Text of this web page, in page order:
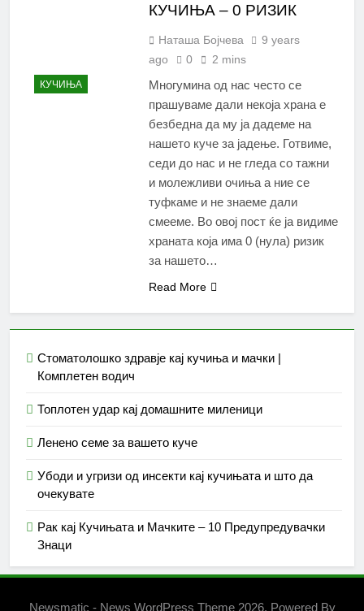
КУЧИЊА
КУЧИЊА – 0 РИЗИК
Наташа Бојчева
9 years
ago
0 2 mins
Многумина од нас често се
прашуваме дали нeкоја храна е
безбедна да му ја дадеме на
нашето куче за јадење. Готвиме,
седи до нас и не гледа со тажни
и молежливи очиња а ние се
туфкаме и не знаеме дали
смееме. Во овој пост ќе ја видиме
храната која има 0 (нула) ризик
за нашето…
Read More
Стоматолошко здравје кај кучиња и мачки |
Комплетен водич
Топлотен удар кај домашните миленици
Ленено семе за вашето куче
Убоди и угризи од инсекти кај кучињата и што да
очекувате
Рак кај Кучињата и Мачките – 10 Предупредувачки
Знаци
Newsmatic - News WordPress Theme 2026. Powered By